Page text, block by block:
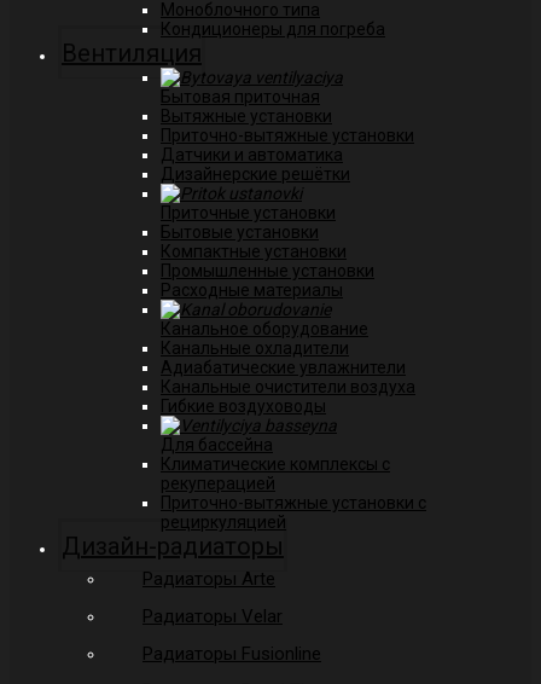
Моноблочного типа
Кондиционеры для погреба
Вентиляция
Бытовая приточная
Вытяжные установки
Приточно-вытяжные установки
Датчики и автоматика
Дизайнерские решётки
Приточные установки
Бытовые установки
Компактные установки
Промышленные установки
Расходные материалы
Канальное оборудование
Канальные охладители
Адиабатические увлажнители
Канальные очистители воздуха
Гибкие воздуховоды
Для бассейна
Климатические комплексы с
рекуперацией
Приточно-вытяжные установки с
рециркуляцией
Дизайн-радиаторы
Радиаторы Arte
Радиаторы Velar
Радиаторы Fusionline